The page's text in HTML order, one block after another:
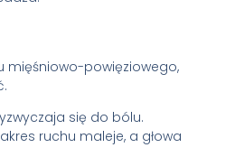
mięśniowo-powięziowego,
się do bólu.
ruchu maleje, a głowa